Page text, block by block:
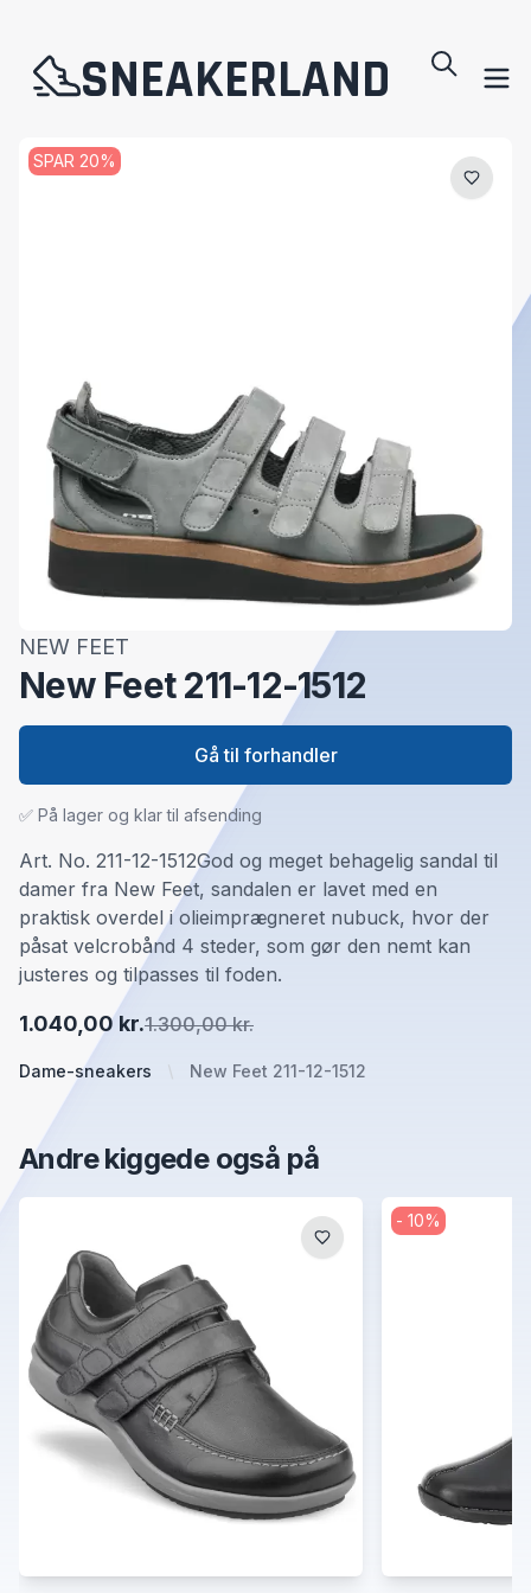
SNEAKERLAND
NEW FEET
New Feet 211-12-1512
Dame-sneakers New Feet 211-12-1512
1.040,00 kr.1.300,00 kr.
Art. No. 211-12-1512God og meget behagelig sandal til
damer fra New Feet, sandalen er lavet med en
praktisk overdel i olieimprægneret nubuck, hvor der
påsat velcrobånd 4 steder, som gør den nemt kan
justeres og tilpasses til foden.
✅ På lager og klar til afsending
Gå til forhandler
SPAR 20%
Andre kiggede også på
- 10%